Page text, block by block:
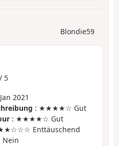
Blondie59
/ 5
2021
: ★★★★☆ Gut
: ★★★★☆ Gut
Enttäuschend
Nein